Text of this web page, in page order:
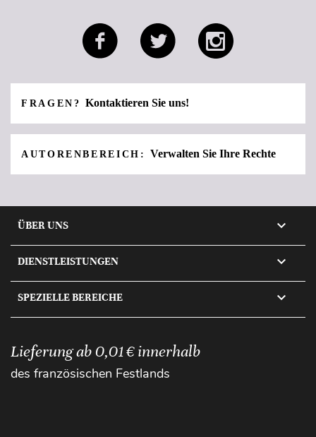
FRAGEN?Kontaktieren Sie uns!
AUTORENBEREICH: Verwalten Sie Ihre Rechte
ÜBER UNS 
DIENSTLEISTUNGEN 
SPEZIELLE BEREICHE 
Lieferung ab 0,01 € innerhalb
des französischen Festlands